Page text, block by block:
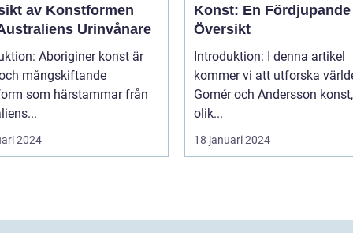
av Konstformen
Urinvånare
Aboriginer konst är
mångskiftande
som härstammar från
2024
Konst: En Fördjupande
Översikt
Introduktion: I denna artikel
kommer vi att utforska
Gomér och Andersson
olik...
18 januari 2024